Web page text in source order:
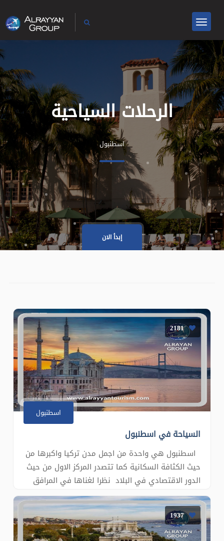
الرحلات السياحية
اسطنبول
إبدأ الان
2181
اسطنبول
السياحة في اسطنبول
اسطنبول هي واحدة من اجمل مدن تركيا واكبرها من
حيث الكثافة السكانية كما تتصدر المركز الاول من حيث
الدور الاقتصادي في البلاد نظرا لغناها في المرافق
السياحية والتجارية والثقافية والاجتماعية والتاريخية
كما يلعب موقعها الجغرافي والاقليمي دور كبير في
إضفاء الاهمية الاستراتيجية على الدولة الترك�
1937